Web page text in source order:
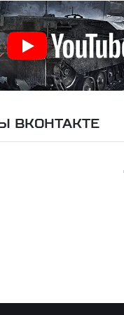
ВКОНТАКТЕ